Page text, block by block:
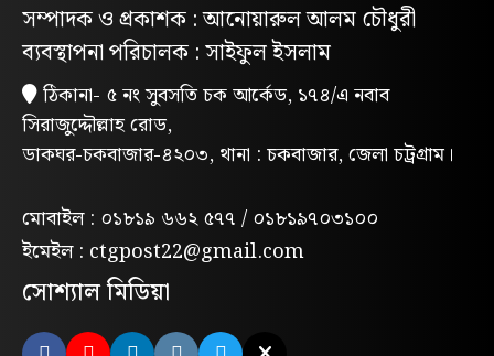
মিছিল
“চাঁদা নাপেয়ে পেঁপে বাগান ধ্বংস: পাহাড়ি
সন্ত্রাসীদের গ্রেপ্তারের দাবিতে পিসিসিপির
বিক্ষোভ”
লোহাগাড়ায় পরিবেশক অ্যাসোসিয়েশনের
উদ্যোগে বন্যাদুর্গতদের মাঝে ঢেউটিন বিতরণ
মন্দিরের পুকুরে মিলল তবলাশিল্পীর মরদেহ
লোহাগাড়ায় মাদকবিরোধী ম্যারাথন দৌড়, ফল
সম্পাদক ও প্রকাশক : আনোয়ারুল আলম চৌধুরী
ব্যবস্থাপনা পরিচালক : সাইফুল ইসলাম
ঠিকানা- ৫ নং সুবসতি চক আর্কেড, ১৭৪/এ নবাব
সিরাজুদ্দৌল্লাহ রোড,
ডাকঘর-চকবাজার-৪২০৩, থানা : চকবাজার, জেলা চট্রগ্রাম।
মোবাইল : ০১৮১৯ ৬৬২ ৫৭৭ / ০১৮১৯৭০৩১০০
ইমেইল : ctgpost22@gmail.com
সোশ্যাল মিডিয়া